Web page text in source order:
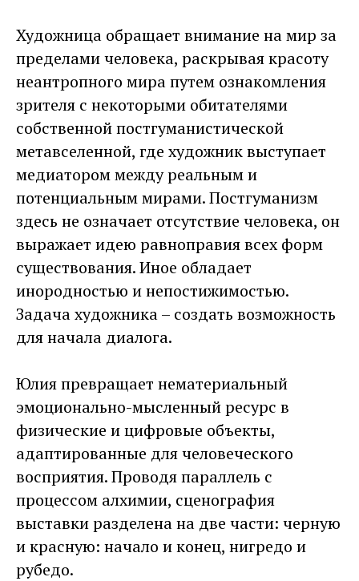
Художница обращает внимание на мир за
пределами человека, раскрывая красоту
неантропного мира путем ознакомления
зрителя с некоторыми обитателями
собственной постгуманистической
метавселенной, где художник выступает
медиатором между реальным и
потенциальным мирами. Постгуманизм
здесь не означает отсутствие человека, он
выражает идею равноправия всех форм
существования. Иное обладает
инородностью и непостижимостью.
Задача художника – создать возможность
для начала диалога.
Юлия превращает нематериальный
эмоционально-мысленный ресурс в
физические и цифровые объекты,
адаптированные для человеческого
восприятия. Проводя параллель с
процессом алхимии, сценография
выставки разделена на две части: черную
и красную: начало и конец, нигредо и
рубедо.